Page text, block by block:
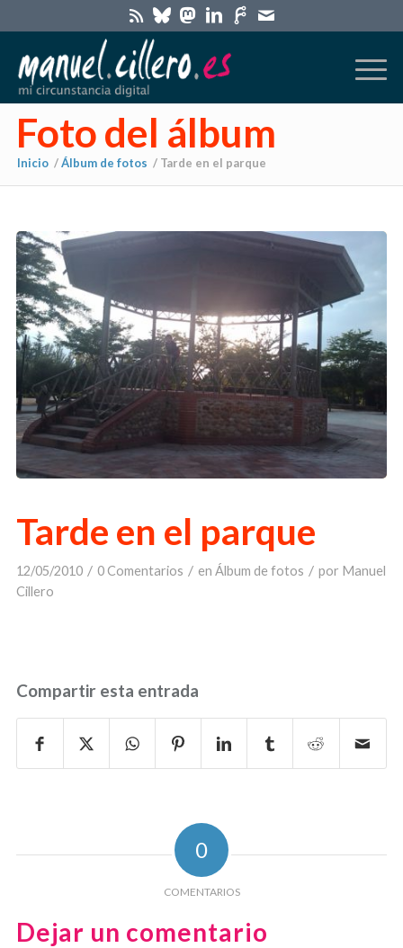
Foto del álbum
Inicio /Álbum de fotos / Tarde en el parque
Tarde en el parque
12/05/2010 / 0 Comentarios / en Álbum de fotos / por Manuel
Cillero
Compartir esta entrada
0
COMENTARIOS
Dejar un comentario